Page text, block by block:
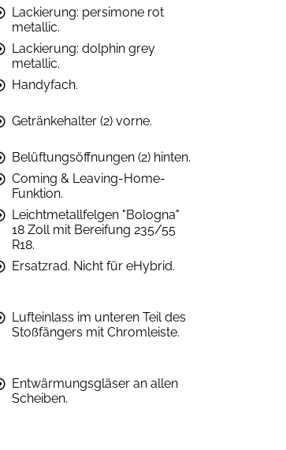
Lackierung: persimone rot
metallic.
Lackierung: dolphin grey
metallic.
Handyfach.
Getränkehalter (2) vorne.
Belüftungsöffnungen (2) hinten.
Coming & Leaving-Home-
Funktion.
Leichtmetallfelgen "Bologna"
18 Zoll mit Bereifung 235/55
R18.
Ersatzrad. Nicht für eHybrid.
Lufteinlass im unteren Teil des
Stoßfängers mit Chromleiste.
Entwärmungsgläser an allen
Scheiben.